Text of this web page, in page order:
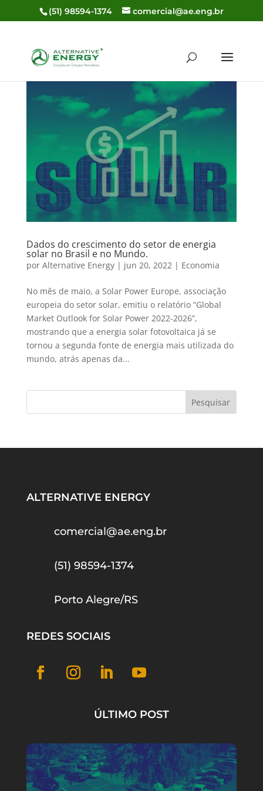
(51) 98594-1374 comercial@ae.eng.br
Dados do crescimento do setor de energia
solar no Brasil e no Mundo.
por Alternative Energy| jun 20, 2022| Economia
No mês de maio, a Solar Power Europe, associação
europeia do setor solar, emitiu o relatório “Global
Market Outlook for Solar Power 2022-2026”,
mostrando que a energia solar fotovoltaica já se
tornou a segunda fonte de energia mais utilizada do
mundo, atrás apenas da...
ALTERNATIVE ENERGY
comercial@ae.eng.br
(51) 98594-1374
Porto Alegre/RS
REDES SOCIAIS
ÚLTIMO POST